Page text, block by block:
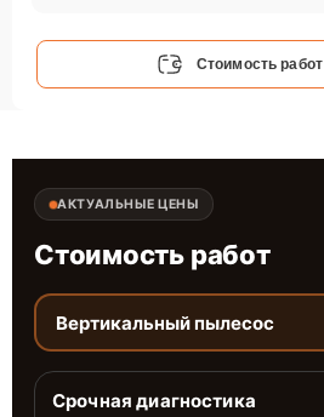
Стоимость работ
АКТУАЛЬНЫЕ ЦЕНЫ
Стоимость работ
Вертикальный пылесос
Срочная диагностика